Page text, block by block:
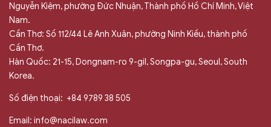
Nguyễn Kiệm, phường Đức Nhuận, Thành phố Hồ Chí Minh, Việt
Nam.
Cần Thơ: Số 112/44 Lê Anh Xuân, phường Ninh Kiều, thành phố
Cần Thơ.
Hàn Quốc: 21-15, Dongnam-ro 9-gil, Songpa-gu, Seoul, South
Korea.
Số điện thoại: +84 9789 38 505
Email: info@nacilaw.com